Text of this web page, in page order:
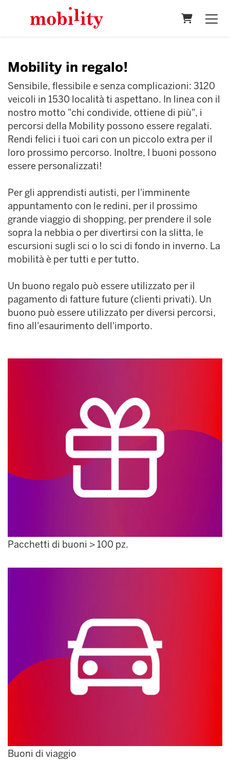
Carrello
Mobility in regalo!
Sensibile, flessibile e senza complicazioni: 3120
veicoli in 1530 località ti aspettano. In linea con il
nostro motto "chi condivide, ottiene di più", i
percorsi della Mobility possono essere regalati.
Rendi felici i tuoi cari con un piccolo extra per il
loro prossimo percorso. Inoltre, I buoni possono
essere personalizzati!
Per gli apprendisti autisti, per l'imminente
appuntamento con le redini, per il prossimo
grande viaggio di shopping, per prendere il sole
sopra la nebbia o per divertirsi con la slitta, le
escursioni sugli sci o lo sci di fondo in inverno. La
mobilità è per tutti e per tutto.
Un buono regalo può essere utilizzato per il
pagamento di fatture future (clienti privati). Un
buono può essere utilizzato per diversi percorsi,
fino all'esaurimento dell'importo.
Pacchetti di buoni > 100 pz.
Buoni di viaggio